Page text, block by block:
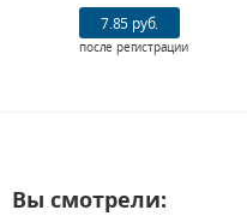
7.85 руб.
после регистрации
Вы смотрели: